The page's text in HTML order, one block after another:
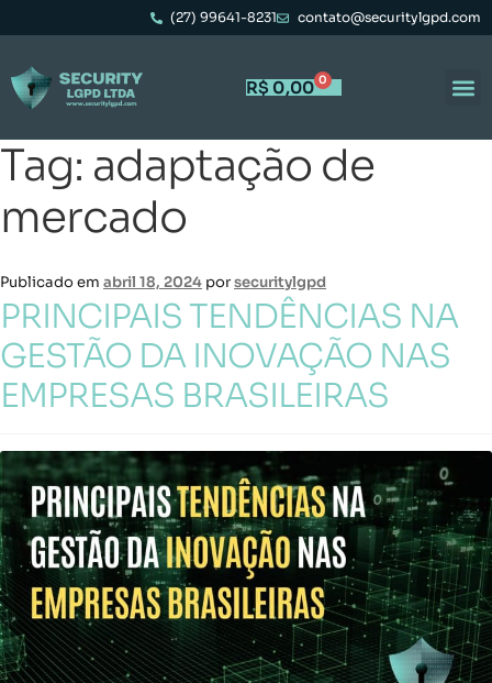
(27) 99641-8231 contato@securitylgpd.com
R$ 0,00 0
Tag: adaptação de
mercado
Publicado em abril 18, 2024 porsecuritylgpd
PRINCIPAIS TENDÊNCIAS NA
GESTÃO DA INOVAÇÃO NAS
EMPRESAS BRASILEIRAS